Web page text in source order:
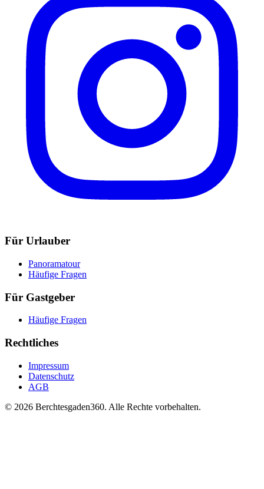
Für Urlauber
Panoramatour
Häufige Fragen
Für Gastgeber
Häufige Fragen
Rechtliches
Impressum
Datenschutz
AGB
© 2026 Berchtesgaden360. Alle Rechte vorbehalten.